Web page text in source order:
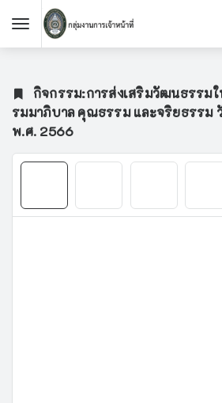
กิจกรรม:การส่งเสริมวัฒนธรรม
รมมาภิบาล คุณธรรม และจริยธรรม
พ.ศ. 2566